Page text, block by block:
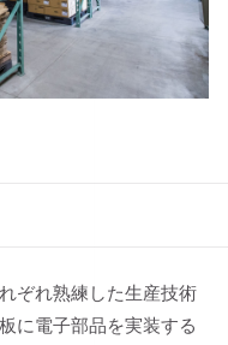
ぞれ熟練した生産技術
に電子部品を実装する